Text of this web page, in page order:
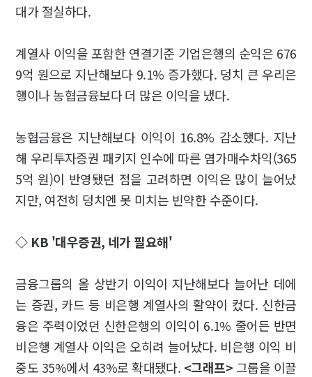
대가 절실하다.
계열사 이익을 포함한 연결기준 기업은행의 순익은 676
9억 원으로 지난해보다 9.1% 증가했다. 덩치 큰 우리은
행이나 농협금융보다 더 많은 이익을 냈다.
농협금융은 지난해보다 이익이 16.8% 감소했다. 지난
해 우리투자증권 패키지 인수에 따른 염가매수차익(365
5억 원)이 반영됐던 점을 고려하면 이익은 많이 늘어났
지만, 여전히 덩치엔 못 미치는 빈약한 수준이다.
◇ KB '대우증권, 네가 필요해'
금융그룹의 올 상반기 이익이 지난해보다 늘어난 데에
는 증권, 카드 등 비은행 계열사의 활약이 컸다. 신한금
융은 주력이었던 신한은행의 이익이 6.1% 줄어든 반면
비은행 계열사 이익은 오히려 늘어났다. 비은행 이익 비
중도 35%에서 43%로 확대됐다. <그래프> 그룹을 이끌